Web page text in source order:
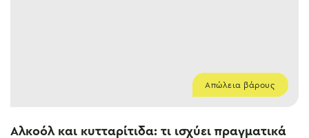
Απώλεια βάρους
Αλκοόλ και κυτταρίτιδα: τι ισχύει πραγματικά